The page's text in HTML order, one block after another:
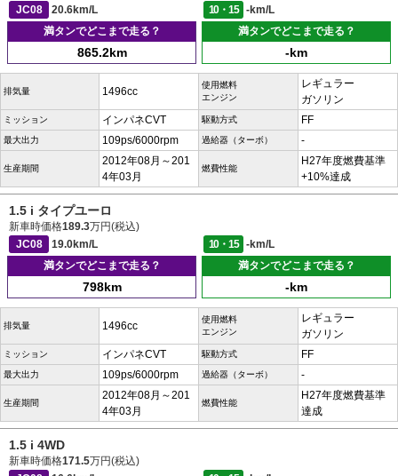
JC08
20.6km/L 10・15
-km/L
満タンでどこまで走る？
865.2km
満タンでどこまで走る？
-km
排気量 1496cc
使用燃料
エンジン
レギュラー
ガソリン
ミッション インパネCVT 駆動方式 FF
最大出力 109ps/6000rpm 過給器（ターボ） -
生産期間
2012年08月～201
4年03月
燃費性能
H27年度燃費基準
+10%達成
1.5 i タイプユーロ
新車時価格189.3万円(税込)
JC08
19.0km/L 10・15
-km/L
満タンでどこまで走る？
798km
満タンでどこまで走る？
-km
排気量 1496cc
使用燃料
エンジン
レギュラー
ガソリン
ミッション インパネCVT 駆動方式 FF
最大出力 109ps/6000rpm 過給器（ターボ） -
生産期間
2012年08月～201
4年03月
燃費性能
H27年度燃費基準
達成
1.5 i 4WD
新車時価格171.5万円(税込)